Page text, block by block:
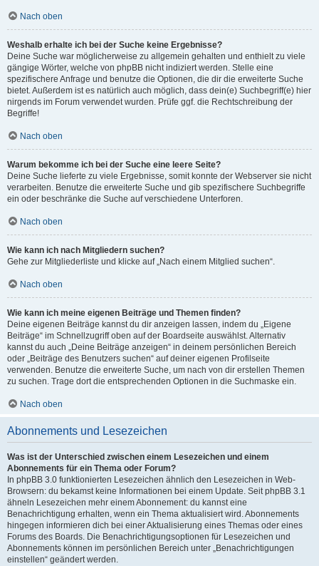
Nach oben
Weshalb erhalte ich bei der Suche keine Ergebnisse?
Deine Suche war möglicherweise zu allgemein gehalten und enthielt zu viele
gängige Wörter, welche von phpBB nicht indiziert werden. Stelle eine
spezifischere Anfrage und benutze die Optionen, die dir die erweiterte Suche
bietet. Außerdem ist es natürlich auch möglich, dass dein(e) Suchbegriff(e) hier
nirgends im Forum verwendet wurden. Prüfe ggf. die Rechtschreibung der
Begriffe!
Nach oben
Warum bekomme ich bei der Suche eine leere Seite?
Deine Suche lieferte zu viele Ergebnisse, somit konnte der Webserver sie nicht
verarbeiten. Benutze die erweiterte Suche und gib spezifischere Suchbegriffe
ein oder beschränke die Suche auf verschiedene Unterforen.
Nach oben
Wie kann ich nach Mitgliedern suchen?
Gehe zur Mitgliederliste und klicke auf „Nach einem Mitglied suchen“.
Nach oben
Wie kann ich meine eigenen Beiträge und Themen finden?
Deine eigenen Beiträge kannst du dir anzeigen lassen, indem du „Eigene
Beiträge“ im Schnellzugriff oben auf der Boardseite auswählst. Alternativ
kannst du auch „Deine Beiträge anzeigen“ in deinem persönlichen Bereich
oder „Beiträge des Benutzers suchen“ auf deiner eigenen Profilseite
verwenden. Benutze die erweiterte Suche, um nach von dir erstellen Themen
zu suchen. Trage dort die entsprechenden Optionen in die Suchmaske ein.
Nach oben
Abonnements und Lesezeichen
Was ist der Unterschied zwischen einem Lesezeichen und einem
Abonnements für ein Thema oder Forum?
In phpBB 3.0 funktionierten Lesezeichen ähnlich den Lesezeichen in Web-
Browsern: du bekamst keine Informationen bei einem Update. Seit phpBB 3.1
ähneln Lesezeichen mehr einem Abonnement: du kannst eine
Benachrichtigung erhalten, wenn ein Thema aktualisiert wird. Abonnements
hingegen informieren dich bei einer Aktualisierung eines Themas oder eines
Forums des Boards. Die Benachrichtigungsoptionen für Lesezeichen und
Abonnements können im persönlichen Bereich unter „Benachrichtigungen
einstellen“ geändert werden.